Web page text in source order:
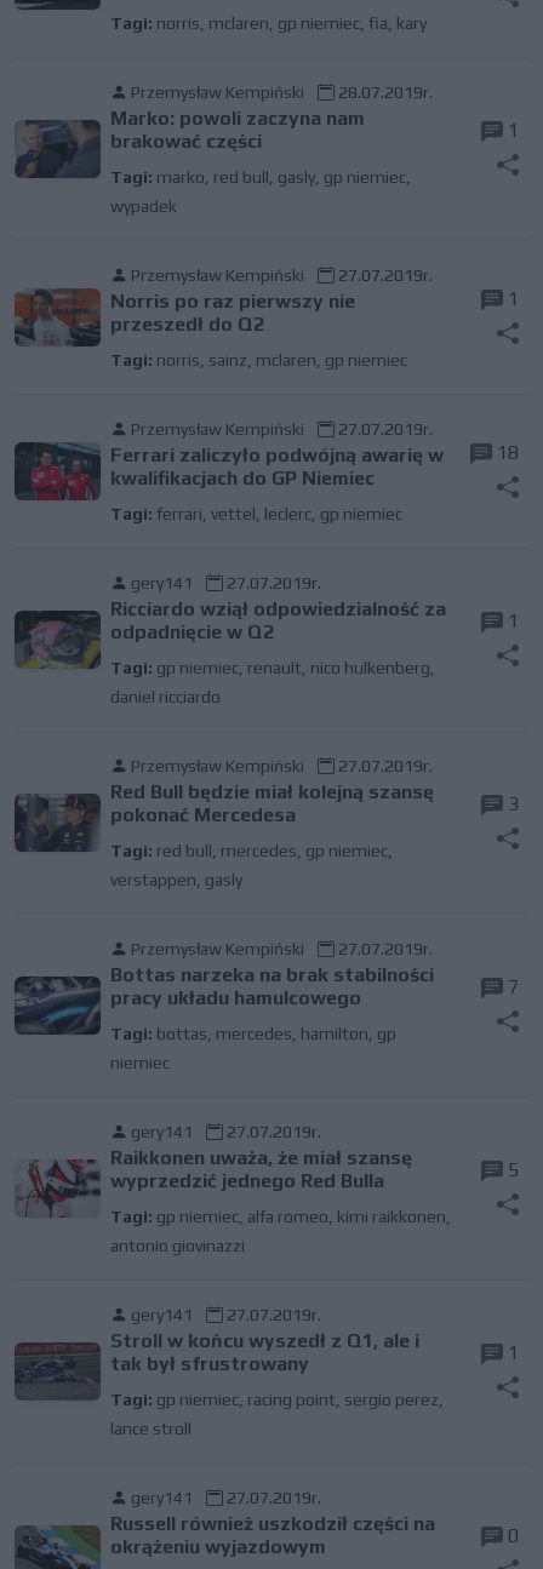
Tagi: norris mclaren gp niemiec, fia kary
Przemysław Kempiński 28.07.2019r.
Marko: powoli zaczyna nam
brakować części
Tagi: marko red bull gasly, gp niemiec,
wypadek
1
Przemysław Kempiński 27.07.2019r.
Norris po raz pierwszy nie
przeszedł do Q2
Tagi: norris sainz mclaren gp niemiec
1
Przemysław Kempiński 27.07.2019r.
Ferrari zaliczyło podwójną awarię w
kwalifikacjach do GP Niemiec
Tagi: ferrari vettel leclerc, gp niemiec
18
gery141 27.07.2019r.
Ricciardo wziął odpowiedzialność za
odpadnięcie w Q2
Tagi: gp niemiec, renault nico hulkenberg
daniel ricciardo
1
Przemysław Kempiński 27.07.2019r.
Red Bull będzie miał kolejną szansę
pokonać Mercedesa
Tagi: red bull mercedes gp niemiec,
verstappen gasly
3
Przemysław Kempiński 27.07.2019r.
Bottas narzeka na brak stabilności
pracy układu hamulcowego
Tagi: bottas mercedes hamilton gp
niemiec
7
gery141 27.07.2019r.
Raikkonen uważa, że miał szansę
wyprzedzić jednego Red Bulla
Tagi: gp niemiec, alfa romeo kimi raikkonen
antonio giovinazzi
5
gery141 27.07.2019r.
Stroll w końcu wyszedł z Q1, ale i
tak był sfrustrowany
Tagi: gp niemiec, racing point sergio perez
lance stroll
1
gery141 27.07.2019r.
Russell również uszkodził części na
okrążeniu wyjazdowym
0